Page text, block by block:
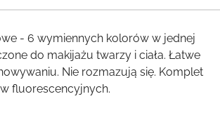
- 6 wymiennych kolorów w jednej
do makijażu twarzy i ciała. Łatwe
Nie rozmazują się. Komplet
fluorescencyjnych.